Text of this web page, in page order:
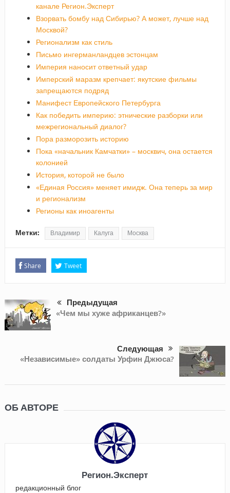
канале Регион.Эксперт
Взорвать бомбу над Сибирью? А может, лучше над
Москвой?
Регионализм как стиль
Письмо ингерманландцев эстонцам
Империя наносит ответный удар
Имперский маразм крепчает: якутские фильмы
запрещаются подряд
Манифест Европейского Петербурга
Как победить империю: этнические разборки или
межрегиональный диалог?
Пора разморозить историю
Пока «начальник Камчатки» – москвич, она остается
колонией
История, которой не было
«Единая Россия» меняет имидж. Она теперь за мир
и регионализм
Регионы как иноагенты
Метки: Владимир Калуга Москва
Share Tweet
Предыдущая
«Чем мы хуже африканцев?»
Следующая
«Независимые» солдаты Урфин Джюса?
ОБ АВТОРЕ
Регион.Эксперт
редакционный блог